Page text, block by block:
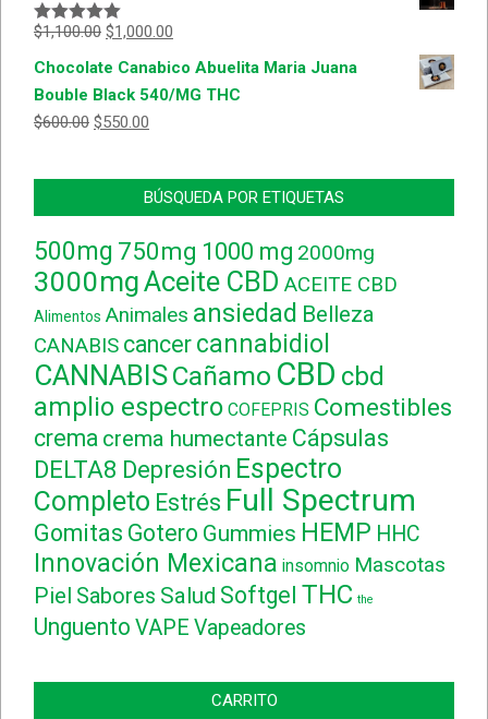
Valorado
5
$1,100.00 $1,000.00
Chocolate Canabico Abuelita Maria Juana
Bouble Black 540/MG THC
$600.00 $550.00
BÚSQUEDA POR ETIQUETAS
500mg 750mg 1000 mg 2000mg
3000mgAceite CBD ACEITE CBD
Alimentos Animales ansiedad Belleza
CANABIS cancer cannabidiol
CANNABISCañamo CBD cbd
amplio espectro COFEPRIS Comestibles
crema crema humectante Cápsulas
DELTA8 Depresión Espectro
Completo Estrés Full Spectrum
Gomitas Gotero Gummies HEMP HHC
Innovación Mexicana insomnio Mascotas
Piel Sabores Salud Softgel THC the
Unguento VAPE Vapeadores
CARRITO